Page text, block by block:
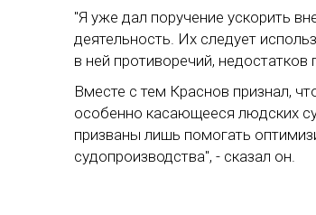
"Я уже дал поручение ускорить
деятельность. Их следует
в ней противоречий, недостатков
Вместе с тем Краснов признал,
особенно касающееся людских
призваны лишь помогать
судопроизводства", - сказал он.